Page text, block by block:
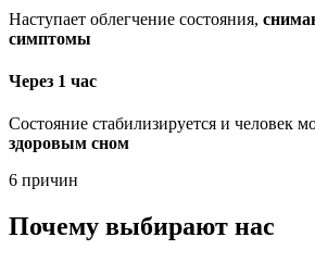
Наступает облегчение состояния,
симптомы
Через 1 час
Состояние стабилизируется и человек
здоровым сном
6 причин
Почему выбирают нас